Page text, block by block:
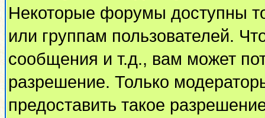
Некоторые форумы доступны
или группам пользователей.
сообщения и т.д., вам может
разрешение. Только
предоставить такое